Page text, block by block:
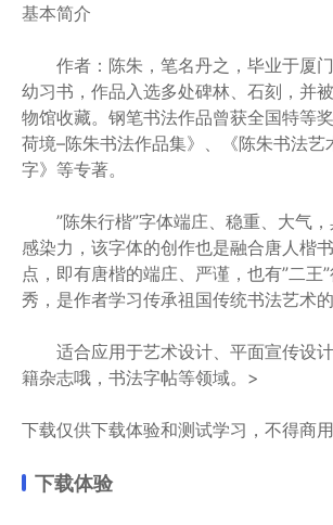
基本简介
作者：陈朱，笔名丹之，毕业于厦门
幼习书，作品入选多处碑林、石刻，并
物馆收藏。钢笔书法作品曾获全国特等
荷境–陈朱书法作品集》、《陈朱书法艺
字》等专著。
”陈朱行楷”字体端庄、稳重、大气，
感染力，该字体的创作也是融合唐人楷
点，即有唐楷的端庄、严谨，也有”二王
秀，是作者学习传承祖国传统书法艺术的
适合应用于艺术设计、平面宣传设计
籍杂志哦，书法字帖等领域。>
下载仅供下载体验和测试学习，不得商用
下载体验